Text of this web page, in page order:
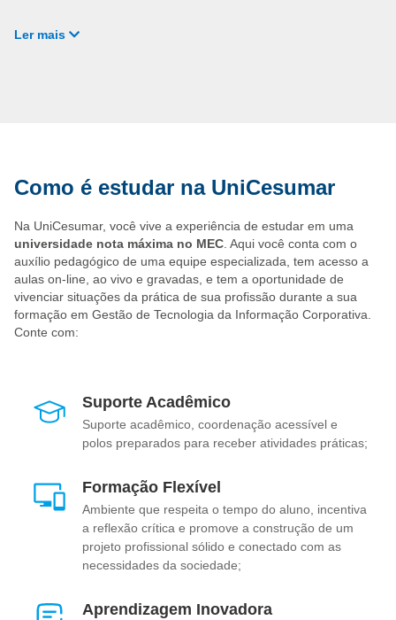
Gestão de TI: Liderar departamentos de TI em
dados, utilizando ferramentas de análise para gerar
Inovação em Tecnologias Corporativas: Identificar e
implementar tecnologias emergentes, como inteligência
artificial, que possam agregar valor e competitividade à
organização.
Consultoria em TI: Oferecer serviços de consultoria
para empresas que desejam otimizar sua infraestrutura
tecnológica e adotar soluções inovadoras.
sejam atingidos.
Faça sua especialização na UniCesumar e lidere o futuro da
tecnologia corporativa, alinhando inovação e estratégia para o
Ler mais
Como é estudar na UniCesumar
Na UniCesumar, você vive a experiência de estudar em uma
universidade nota máxima no MEC. Aqui você conta com o
auxílio pedagógico de uma equipe especializada, tem acesso a
aulas on-line, ao vivo e gravadas, e tem a oportunidade de
vivenciar situações da prática de sua profissão durante a sua
formação em Gestão de Tecnologia da Informação Corporativa.
Conte com:
Suporte Acadêmico
Suporte acadêmico, coordenação acessível e
polos preparados para receber atividades práticas;
Formação Flexível
Ambiente que respeita o tempo do aluno, incentiva
a reflexão crítica e promove a construção de um
projeto profissional sólido e conectado com as
necessidades da sociedade;
Aprendizagem Inovadora